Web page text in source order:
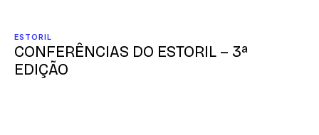
ESTORIL
CONFERÊNCIAS DO ESTORIL – 3ª
EDIÇÃO